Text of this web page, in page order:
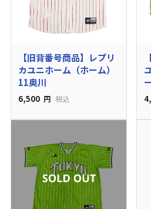
【旧背番号商品】レプリ
カユニホーム（ホーム）
11奥川
6,500 円 税込